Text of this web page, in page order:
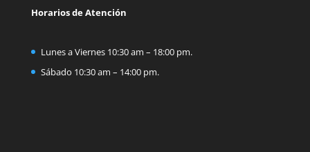
Horarios de Atención
Lunes a Viernes 10:30 am – 18:00 pm.
Sábado 10:30 am – 14:00 pm.